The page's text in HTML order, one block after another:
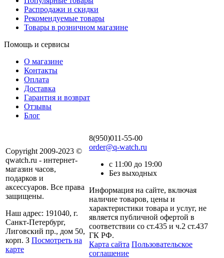
Распродажи и скидки
Рекомендуемые товары
Товары в розничном магазине
Помощь и сервисы
О магазине
Контакты
Оплата
Доставка
Гарантия и возврат
Отзывы
Блог
Copyright 2009-2023 ©
qwatch.ru - интернет-
магазин часов,
подарков и
аксессуаров. Все права
защищены.
Наш адрес: 191040, г.
Санкт-Петербург,
Лиговский пр., дом 50,
корп. З Посмотреть на
карте
8(950)011-55-00
order@q-watch.ru
с 11:00 до 19:00
Без выходных
Информация на сайте, включая
наличие товаров, цены и
характеристики товара и услуг, не
является публичной офертой в
соответствии со ст.435 и ч.2 ст.437
ГК РФ.
Карта сайта Пользовательское
соглашение